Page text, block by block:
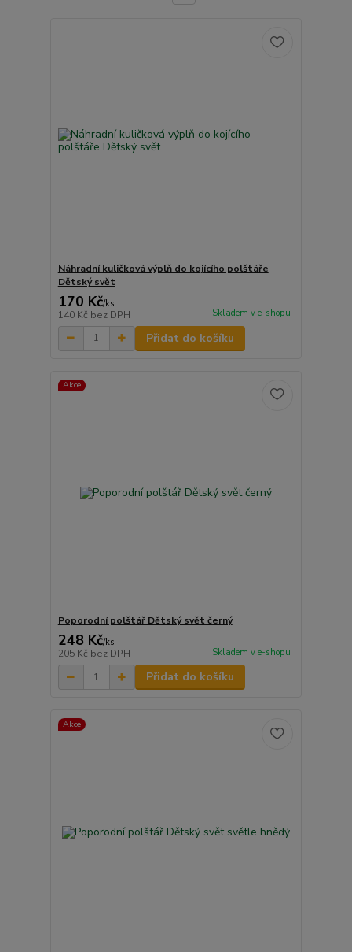
Náhradní kuličková výplň do kojícího polštáře
Dětský svět
170 Kč/ks
140 Kč bez DPH Skladem v e-shopu
Přidat do košíku
Akce
Poporodní polštář Dětský svět černý
248 Kč/ks
205 Kč bez DPH Skladem v e-shopu
Přidat do košíku
Akce